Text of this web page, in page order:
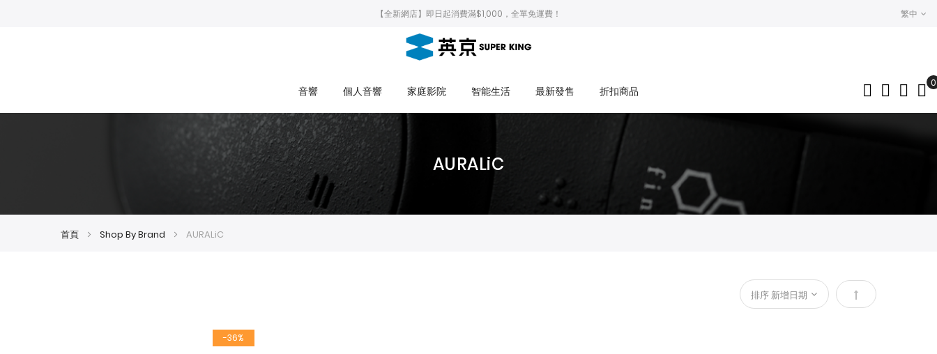
【全新網店】即日起消費滿$1,000，全單免運費！ 繁中
音響 個人音響 家庭影院 智能生活 最新發售 折扣商品
0
AURALiC
首頁 Shop By Brand AURALiC
設
-36%